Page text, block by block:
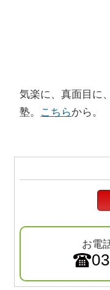
気楽に、真面目に
塾。 こちらから。
お電